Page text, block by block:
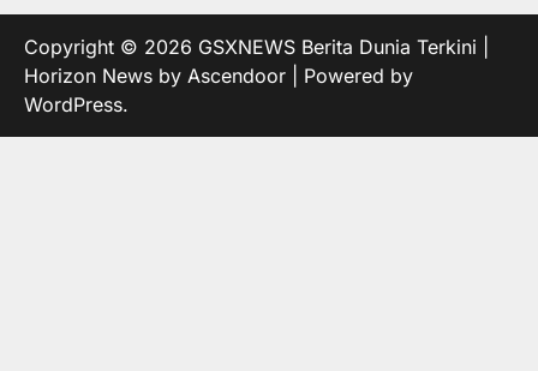
Copyright © 2026 GSXNEWS Berita Dunia Terkini
Horizon News by Ascendoor | Powered by
WordPress.